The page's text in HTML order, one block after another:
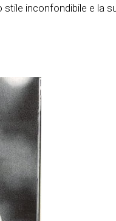
inconfondibile e la